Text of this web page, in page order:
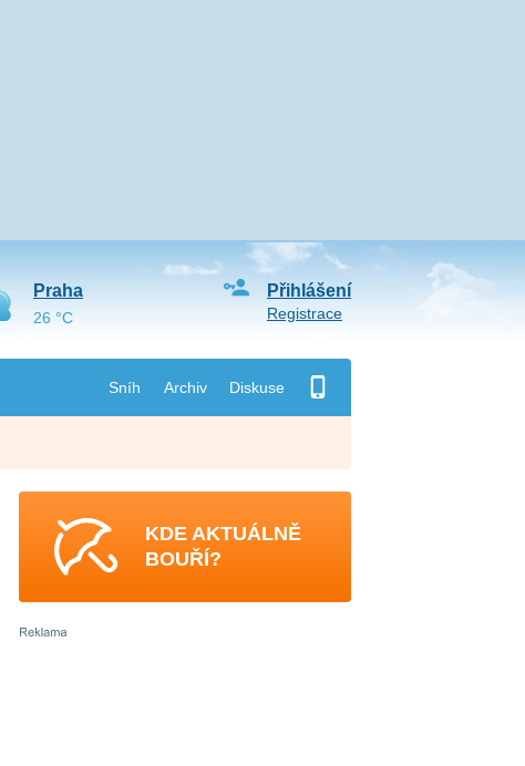
Sníh Archiv Diskuse
Přihlášení
Registrace
Praha
26 °C
KDE AKTUÁLNĚ
BOUŘÍ?